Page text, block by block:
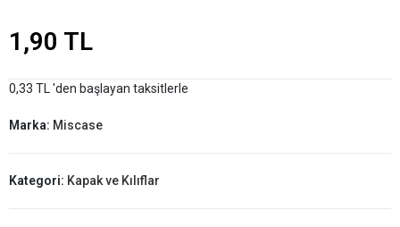
1,90 TL
0,33 TL 'den başlayan taksitlerle
Marka: Miscase
Kategori: Kapak ve Kılıflar